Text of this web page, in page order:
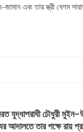
এবং তার স্ত্রী বেগম
যুদ্ধাপরাধী চৌধুরী মুইন-
আদালতে তার পক্ষে রায়